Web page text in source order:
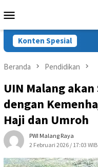
ke
Mobile
Konten Spesial
Beranda Pendidikan
UIN Malang
dengan
Haji dan Umroh
PWI Malang Raya
2 Februari 2026 / 17:03 WIB